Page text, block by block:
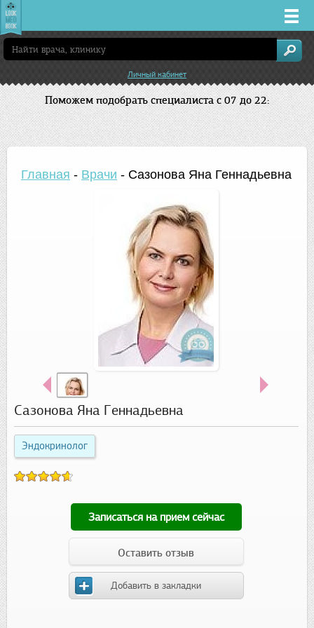
Врачи
Клиники
Заболевания
Личный кабинет
Поможем подобрать специалиста с 07 до 22:
Главная - Врачи - Сазонова Яна Геннадьевна
Сазонова Яна Геннадьевна
Эндокринолог
Записаться на прием сейчас
Оставить отзыв
Добавить в закладки